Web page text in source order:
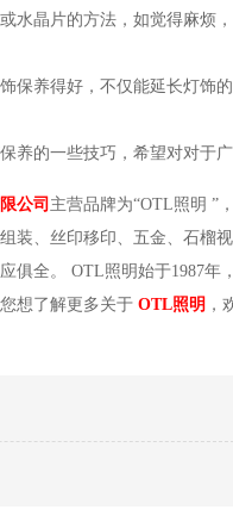
片的方法，如觉得麻烦
保养得好，不仅能延长灯
的一些技巧，希望对对于广
公司 主营品牌为“OTL照明
子、组装、丝印移印、五
全。 OTL照明始于1987年
果您想了解更多关于 OTL照明